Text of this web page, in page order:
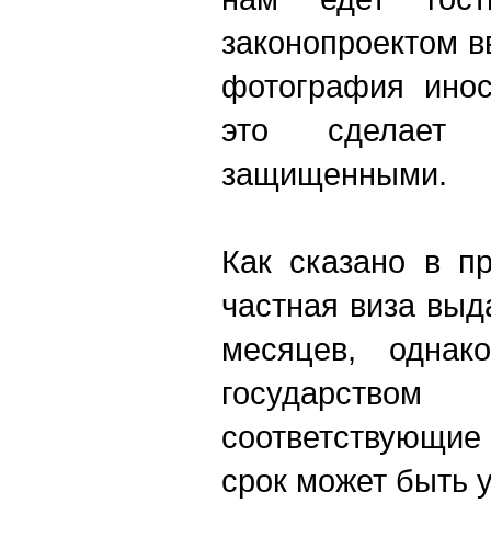
законопроектом
фотография
это сделает
защищенными.
Как сказано в
частная виза
месяцев,
срок может быть